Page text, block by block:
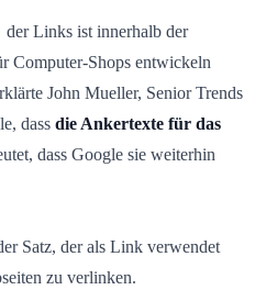
der Links ist innerhalb der
Computer-Shops entwickeln
John Mueller, Senior Trends
dass die Ankertexte für das
dass Google sie weiterhin
Satz, der als Link verwendet
zu verlinken.